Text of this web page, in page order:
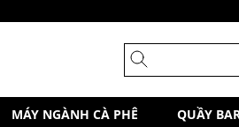
MÁY NGÀNH CÀ PHÊ QUẦY